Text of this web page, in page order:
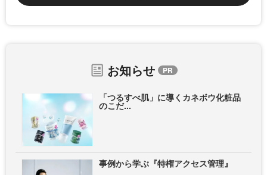
お知らせ
「つるすべ肌」に導くカネボウ化粧品
のこだ...
事例から学ぶ『特権アクセス管理』